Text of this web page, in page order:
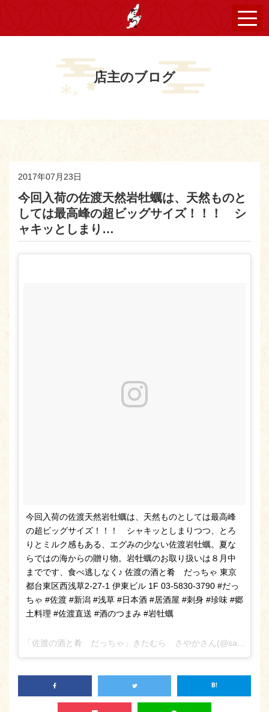
店主のブログ
2017年07月23日
今回入荷の佐渡天然岩牡蠣は、天然ものと
しては最高峰の超ビッグサイズ！！！ シ
ャキッとしまり…
今回入荷の佐渡天然岩牡蠣は、天然ものとしては最高峰
の超ビッグサイズ！！！ シャキッとしまりつつ、とろ
りとミルク感もある、エグみの少ない佐渡岩牡蠣。夏な
らではの海からの贈り物。岩牡蠣のお取り扱いは８月中
までです、食べ逃しなく♪ 佐渡の酒と肴 だっちゃ 東京
都台東区西浅草2-27-1 伊東ビル 1F 03-5830-3790 #だっ
ちゃ #佐渡 #新潟 #浅草 #日本酒 #居酒屋 #刺身 #珍味 #郷
土料理 #佐渡直送 #酒のつまみ #岩牡蠣
「佐渡の酒と肴 だっちゃ」きたむら さやかさん(@sado_daccha_sa_ya_ka_)がシェアした投稿 –